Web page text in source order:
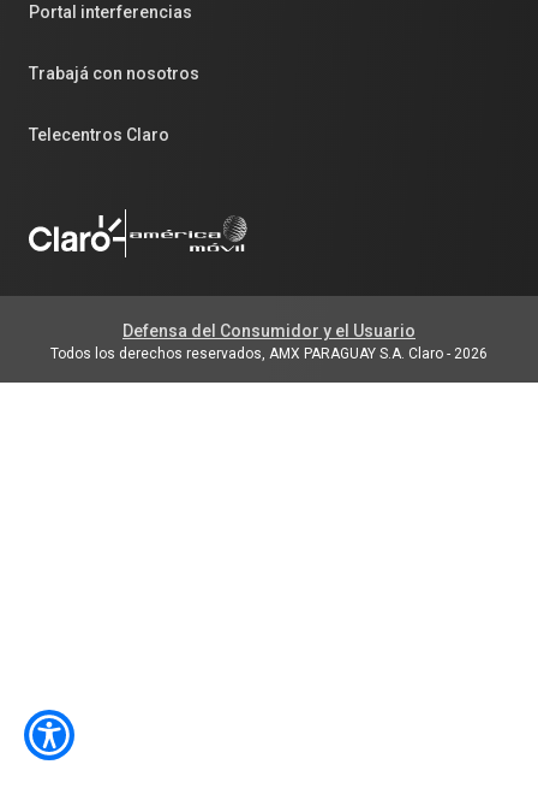
Portal interferencias
Trabajá con nosotros
Telecentros Claro
Todos los derechos reservados, AMX PARAGUAY S.A. Claro - 2026
Defensa del Consumidor y el Usuario